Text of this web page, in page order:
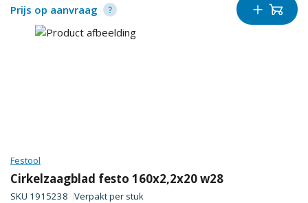
Prijs op aanvraag
Festool
Cirkelzaagblad festo 160x2,2x20 w28
SKU 1915238 Verpakt per stuk